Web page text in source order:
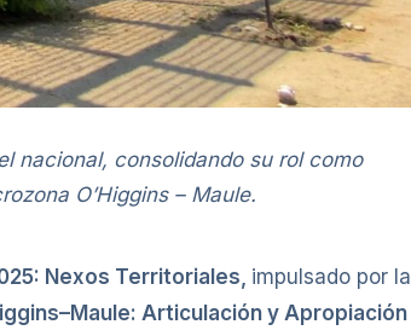
nacional, consolidando su rol como
O’Higgins – Maule.
Nexos Territoriales impulsado por la
Articulación y Apropiación